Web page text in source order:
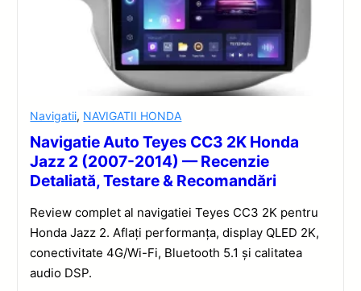
Navigatii, NAVIGATII HONDA
Navigatie Auto Teyes CC3 2K Honda
Jazz 2 (2007-2014) — Recenzie
Detaliată, Testare & Recomandări
Review complet al navigatiei Teyes CC3 2K pentru
Honda Jazz 2. Aflați performanța, display QLED 2K,
conectivitate 4G/Wi-Fi, Bluetooth 5.1 și calitatea
audio DSP.